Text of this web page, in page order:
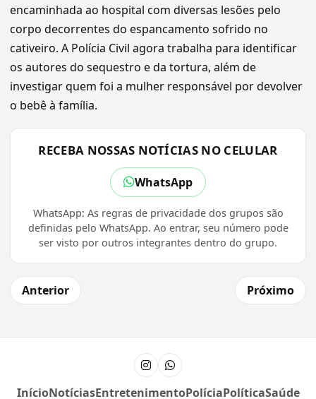
encaminhada ao hospital com diversas lesões pelo
corpo decorrentes do espancamento sofrido no
cativeiro. A Polícia Civil agora trabalha para identificar
os autores do sequestro e da tortura, além de
investigar quem foi a mulher responsável por devolver
o bebê à família.
RECEBA NOSSAS NOTÍCIAS NO CELULAR
WhatsApp
WhatsApp: As regras de privacidade dos grupos são
definidas pelo WhatsApp. Ao entrar, seu número pode
ser visto por outros integrantes dentro do grupo.
Anterior Próximo
InstagramCanal do WhatsApp
InícioNotíciasEntretenimentoPolíciaPolíticaSaúde